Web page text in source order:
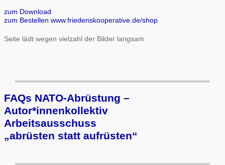
zum Download
zum Bestellen www.friedenskooperative.de/shop
Seite lädt wegen vielzahl der Bilder langsam
FAQs NATO-Abrüstung –
Autor*innenkollektiv
Arbeits­aus­schuss
„ab­rüs­ten statt auf­rüs­ten“